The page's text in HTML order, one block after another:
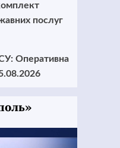
послуг
Оперативна